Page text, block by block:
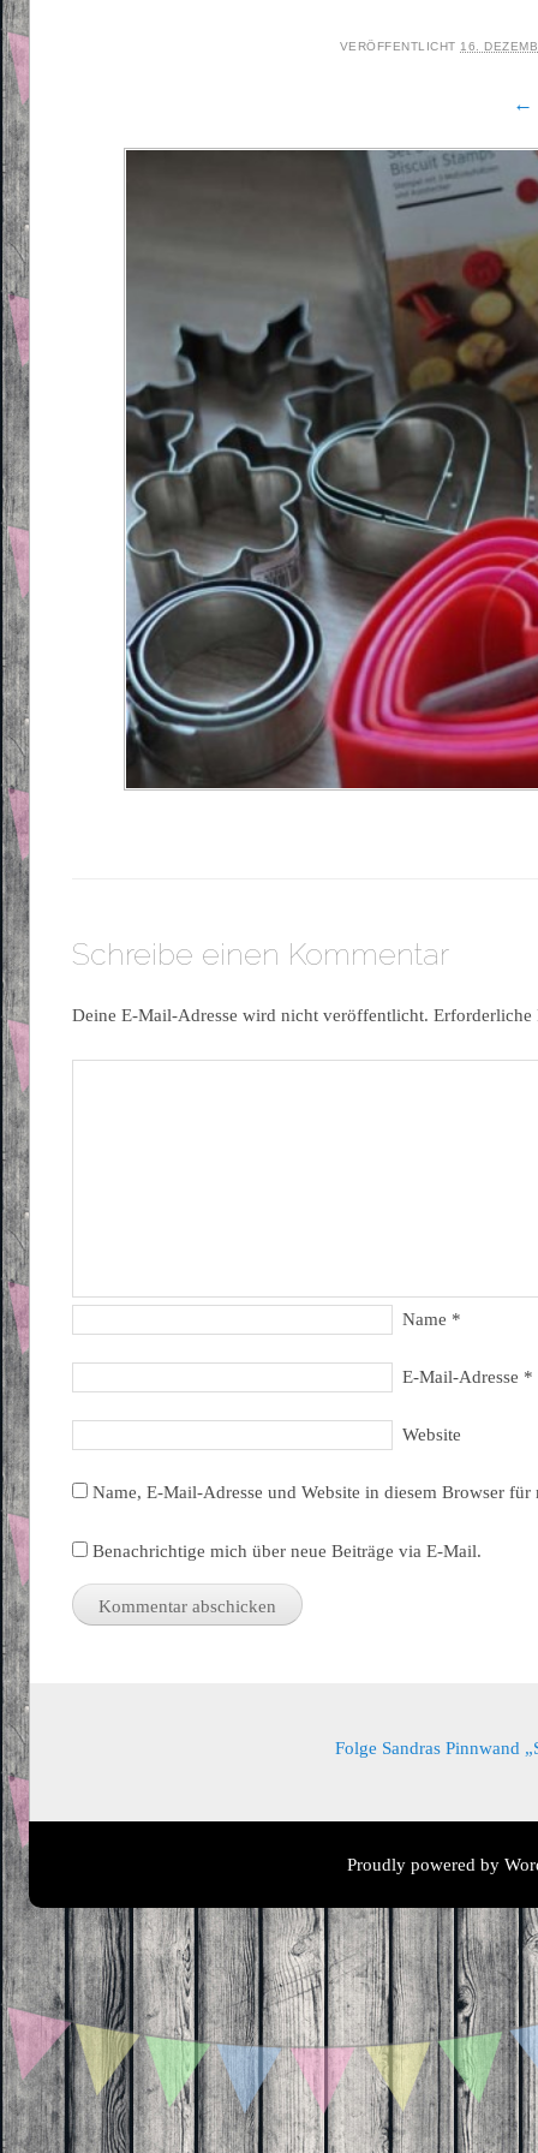
VERÖFFENTLICHT 16.
←
Schreibe einen Kommentar
Deine E-Mail-Adresse wird nicht veröffentlicht.
Name *
E-Mail-Adresse *
Website
Name, E-Mail-Adresse und Website in diesem Browser
Benachrichtige mich über neue Beiträge via E-Mail.
Folge Sandras Pinnwand
Proudly powered by